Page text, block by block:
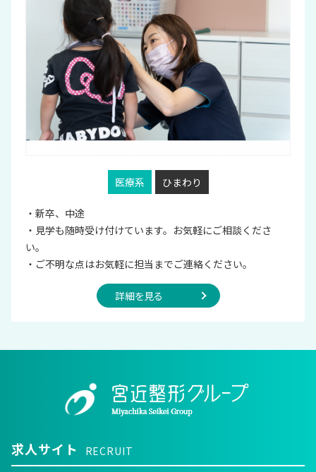
医療系 ひまわり
・新卒、中途
・見学も随時受け付けています。お気軽にご相談くださ
い。
・ご不明な点はお気軽に担当までご連絡ください。
詳細を見る
求人サイト RECRUIT